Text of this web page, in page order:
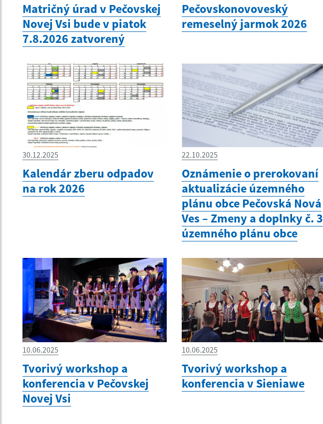
Matričný úrad v Pečovskej
Novej Vsi bude v piatok
7.8.2026 zatvorený
Pečovskonovoveský
remeselný jarmok 2026
30.12.2025
Kalendár zberu odpadov
na rok 2026
22.10.2025
Oznámenie o prerokovaní
aktualizácie územného
plánu obce Pečovská Nová
Ves – Zmeny a doplnky č. 3
územného plánu obce
10.06.2025
Tvorivý workshop a
konferencia v Pečovskej
Novej Vsi
10.06.2025
Tvorivý workshop a
konferencia v Sieniawe